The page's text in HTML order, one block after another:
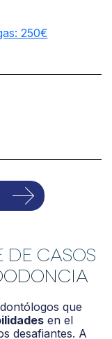
250€
DE CASOS
que
en el
desafiantes. A